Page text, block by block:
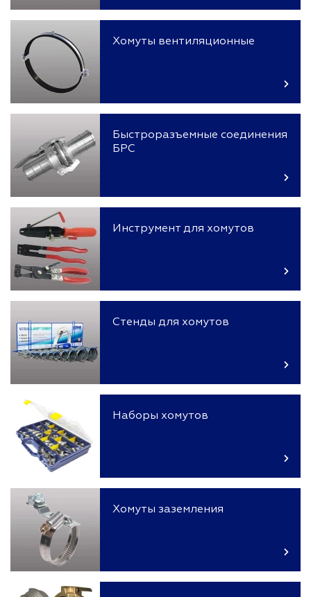
Хомуты вентиляционные
Быстроразъемные соединения
БРС
Инструмент для хомутов
Стенды для хомутов
Наборы хомутов
Хомуты заземления